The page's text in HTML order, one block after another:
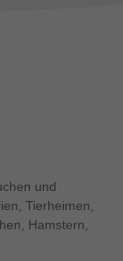
und
Tierheimen,
Hamstern,